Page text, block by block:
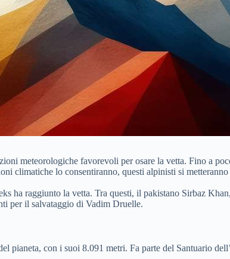
meteorologiche favorevoli per osare la vetta. Fino a
climatiche lo consentiranno, questi alpinisti si
ha raggiunto la vetta. Tra questi, il pakistano Sirbaz
per il salvataggio di Vadim Druelle.
pianeta, con i suoi 8.091 metri. Fa parte del Santuario